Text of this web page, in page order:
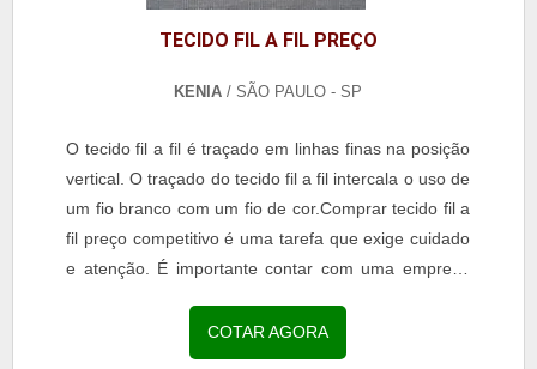
TECIDO FIL A FIL PREÇO
KENIA / SÃO PAULO - SP
O tecido fil a fil é traçado em linhas finas na posição
vertical. O traçado do tecido fil a fil intercala o uso de
um fio branco com um fio de cor.Comprar tecido fil a
fil preço competitivo é uma tarefa que exige cuidado
e atenção. É importante contar com uma empresa
COTAR AGORA